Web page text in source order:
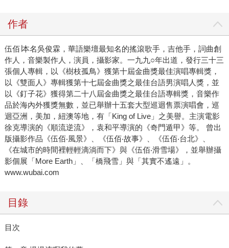
作者
伍佰∣本名吳俊霖，華語樂壇最知名的搖滾歌手，吉他手，詞曲創
作人，音樂製作人，演員，攝影家。一九九○年出道，發行三十三
張個人專輯，以《樹枝孤鳥》獲第十屆金曲獎最佳演唱專輯獎，
以《雙面人》專輯獲第十七屆金曲獎之最佳台語男演唱人獎，並
以《釘子花》獲得第二十八屆金曲獎之最佳台語專輯獎，音樂作
品於海內外獲獎無數，並已舉辦十五套大型巡迴售票演唱會，巡
迴亞洲，美加，紐澳等地，有「King of Live」之美譽。主演電影
徐克導演的《順流逆流》，袁和平導演的《奇門遁甲》等。 曾出
版攝影作品《伍佰‧風景》、《伍佰‧故事》、《伍佰‧台北》、
《在城市的時間裡輕輕滴淌而下》與《伍佰‧滑雪場》，並舉辦攝
影個展「More Earth」、「橋飛雪」與「其實不遙遠」。
www.wubai.com
目錄
目次